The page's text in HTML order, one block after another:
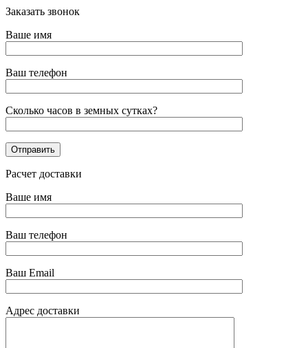
Заказать звонок
Ваше имя
Ваш телефон
Сколько часов в земных сутках?
Расчет доставки
Ваше имя
Ваш телефон
Ваш Email
Адрес доставки